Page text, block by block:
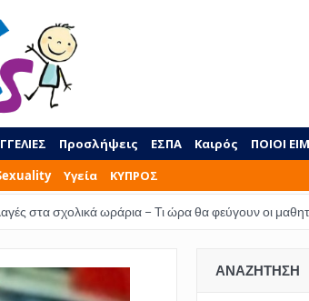
Προσλήψεις ΕΣΠΑ Καιρός
ΠΟΙΟΙ
Υγεία ΚΥΠΡΟΣ
ωράρια – Τι ώρα θα φεύγουν οι μαθητές Τι
ΑΝΑΖΗΤΗΣΗ